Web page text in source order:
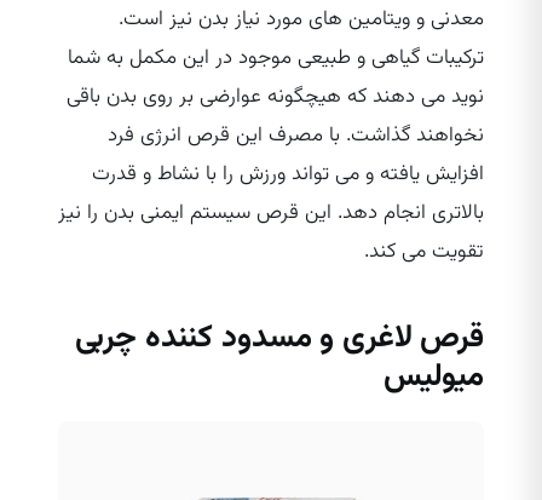
معدنی و ویتامین‌ های مورد نیاز بدن نیز است.
ترکیبات گیاهی و طبیعی موجود در این مکمل به شما
نوید می‌ دهند که هیچگونه عوارضی بر روی بدن باقی
نخواهند گذاشت. با مصرف این قرص انرژی فرد
افزایش یافته و می‌ تواند ورزش را با نشاط و قدرت
بالاتری انجام دهد. این قرص سیستم ایمنی بدن را نیز
تقویت می‌ کند.
قرص لاغری و مسدود کننده چربی
میولیس